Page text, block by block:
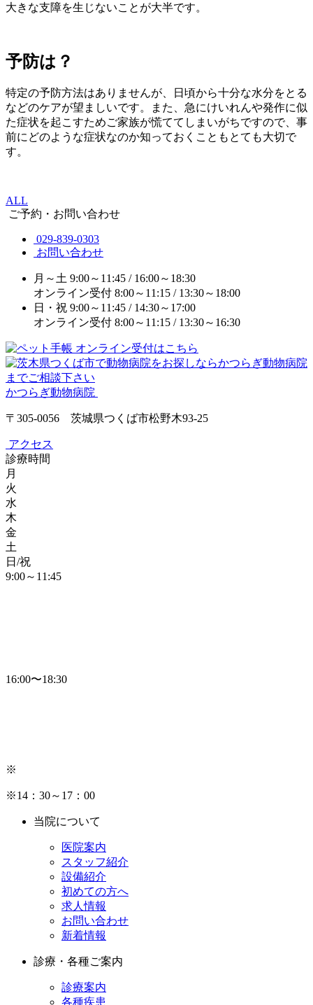
大きな支障を生じないことが大半です。
予防は？
特定の予防方法はありませんが、日頃から十分な水分をとる
などのケアが望ましいです。また、急にけいれんや発作に似
た症状を起こすためご家族が慌ててしまいがちですので、事
前にどのような症状なのか知っておくこともとても大切で
す。
ALL
ご予約・お問い合わせ
029-839-0303
お問い合わせ
月～土 9:00～11:45 / 16:00～18:30
オンライン受付 8:00～11:15 / 13:30～18:00
日・祝 9:00～11:45 / 14:30～17:00
オンライン受付 8:00～11:15 / 13:30～16:30
かつらぎ動物病院
〒305-0056 茨城県つくば市松野木93-25
アクセス
診療時間
月
火
水
木
金
土
日/祝
9:00～11:45
16:00〜18:30
※
※14：30～17：00
当院について
医院案内
スタッフ紹介
設備紹介
初めての方へ
求人情報
お問い合わせ
新着情報
診療・各種ご案内
診療案内
各種疾患